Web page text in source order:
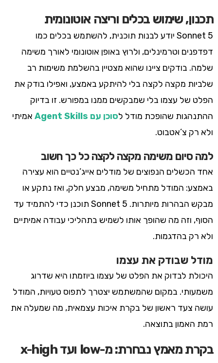
תכנון, שימוש בכלים וריצה אוטונומית
Sonnet 5 יודע לבנות תוכנית, להשתמש בכלים כמו
דפדפנים וטרמינלים, ולרוץ באופן אוטונומי לאורך משימה
שלמה. בודקים ציינו שהוא מצטיין בהשלמת משימות רב
שלביות מקצה לקצה בלי להיתקע באמצע, ואפילו בודק את
הפלט של עצמו בלי שמבקשים ממנו במפורש. זו בדיוק
ההתנהגות שהופכת מודל לסוכן עם Agent Skills
אמיתי
ולא רק צ’אטבוט.
למה סיום משימה מקצה לקצה כל כך חשוב
אחד הכשלים הנפוצים של מודלים אייג’נטיים הוא עצירה
באמצע: המודל מתחיל משימה, מבצע חלק, ואז נתקע או
מבקש הבהרות מיותרות. Sonnet 5 תוכנן כדי להתמיד עד
הסוף, וזה מה שהופך אותו לשמיש בתהליכי עבודה אמיתיים
ולא רק בהדגמות.
מודל שבודק את עצמו
היכולת לבדוק את הפלט של עצמו ביוזמתו היא שדרוג
משמעותי. במקום שהמשתמש יצטרך לתפוס טעויות, המודל
עושה צעד ראשון של בקרת איכות עצמאית, מה שמעלה את
רמת האמון בתוצאה.
בקרת מאמץ נבחרת: מ-low ועד x-high